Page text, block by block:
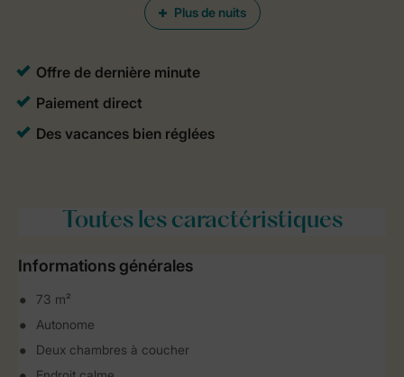
Plus de nuits
Toutesles caractéristiques
Informations générales
73 m²
Autonome
Deux chambres à coucher